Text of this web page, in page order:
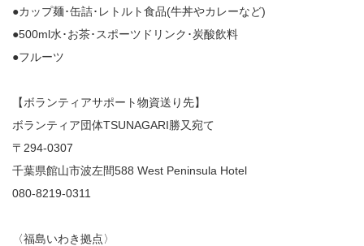
●カップ麺･缶詰･レトルト食品(牛丼やカレーなど)
●500ml水･お茶･スポーツドリンク･炭酸飲料
●フルーツ
【ボランティアサポート物資送り先】
ボランティア団体TSUNAGARI勝又宛て
〒294-0307
千葉県館山市波左間588 West Peninsula Hotel
080-8219-0311
〈福島いわき拠点〉